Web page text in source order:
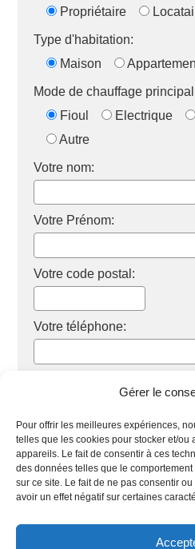
Gérer le
Pour offrir les meilleures expériences,
telles que les cookies pour stocker et/ou
appareils. Le fait de consentir à ces
des données telles que le
sur ce site. Le fait de ne pas consentir
avoir un effet négatif sur certaines
Propriétaire
Type d'habitation:
Maison
Mode de chauffage principal
Fioul
Electrique
Autre
Votre nom:
Votre Prénom:
Votre code postal:
Votre téléphone: